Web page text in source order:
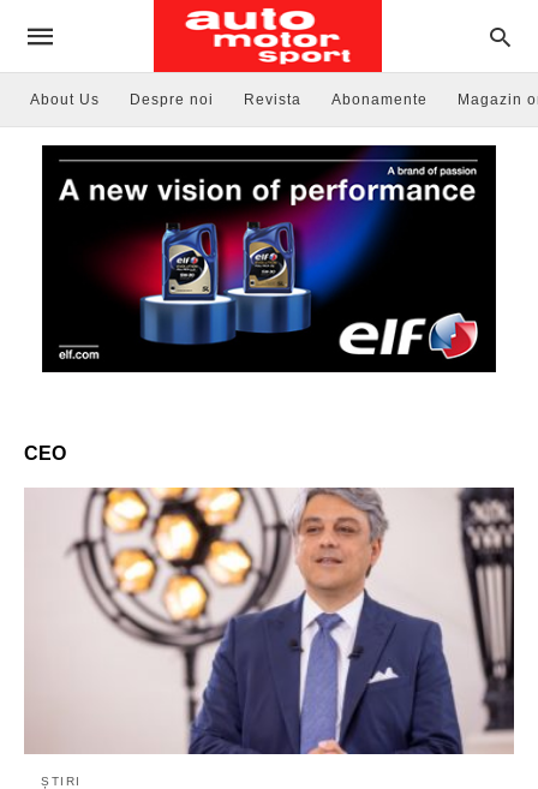
About Us Despre noi Revista Abonamente Magazin
CEO
ȘTIRI